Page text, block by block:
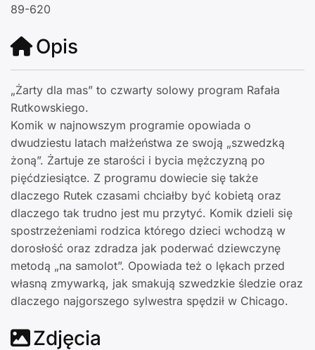
89-620
Opis
„Żarty dla mas” to czwarty solowy program Rafała
Rutkowskiego.
Komik w najnowszym programie opowiada o
dwudziestu latach małżeństwa ze swoją „szwedzką
żoną”. Żartuje ze starości i bycia mężczyzną po
pięćdziesiątce. Z programu dowiecie się także
dlaczego Rutek czasami chciałby być kobietą oraz
dlaczego tak trudno jest mu przytyć. Komik dzieli się
spostrzeżeniami rodzica którego dzieci wchodzą w
dorosłość oraz zdradza jak poderwać dziewczynę
metodą „na samolot”. Opowiada też o lękach przed
własną zmywarką, jak smakują szwedzkie śledzie oraz
dlaczego najgorszego sylwestra spędził w Chicago.
Zdjęcia